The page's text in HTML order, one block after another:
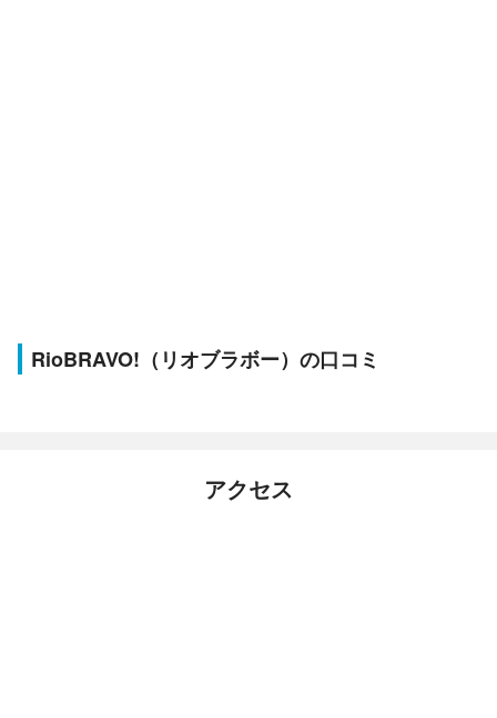
RioBRAVO!（リオブラボー）の口コミ
アクセス